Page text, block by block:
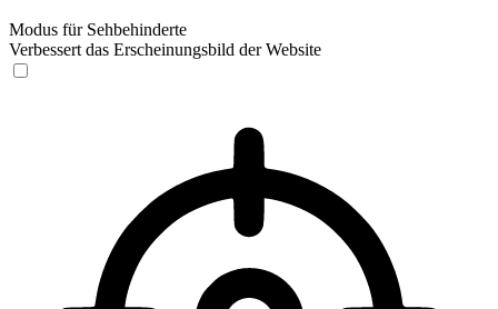
Modus für Sehbehinderte
Verbessert das Erscheinungsbild der Website